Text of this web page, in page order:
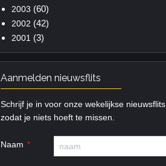
2003 (60)
2002 (42)
2001 (3)
Aanmelden nieuwsflits
Schrijf je in voor onze wekelijkse nieuwsflits
zodat je niets hoeft te missen.
Naam